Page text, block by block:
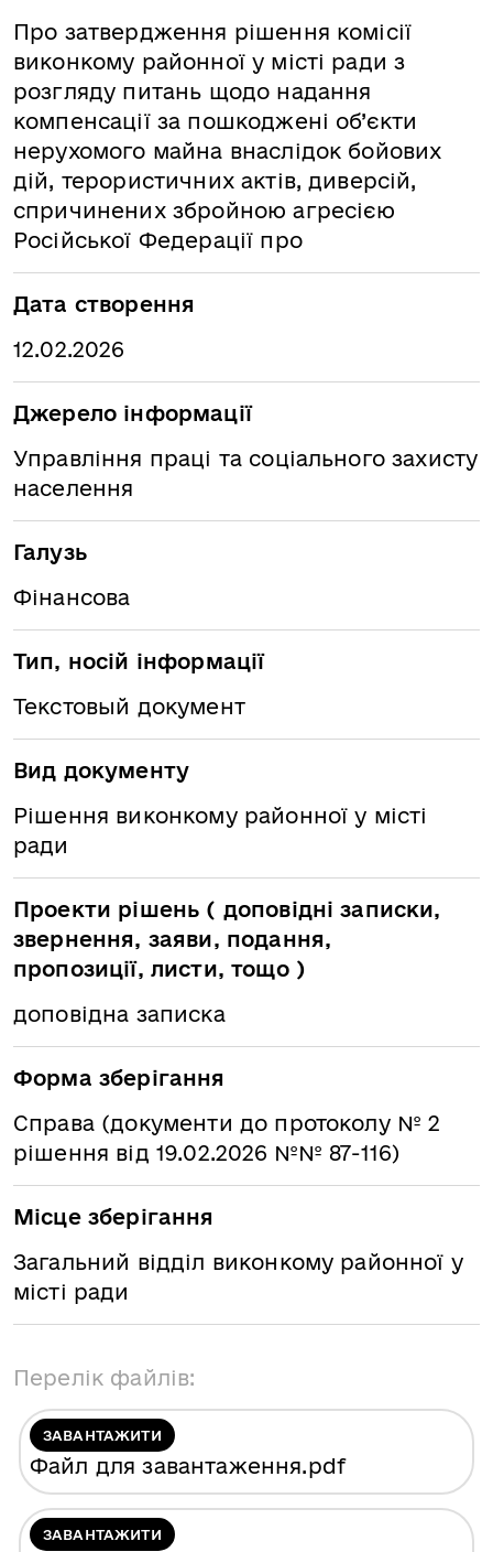
Про затвердження рішення комісії
виконкому районної у місті ради з
розгляду питань щодо надання
компенсації за пошкоджені об’єкти
нерухомого майна внаслідок бойових
дій, терористичних актів, диверсій,
спричинених збройною агресією
Російської Федерації про
Дата створення
12.02.2026
Джерело інформації
Управління праці та соціального захисту
населення
Галузь
Фінансова
Тип, носій інформації
Текстовый документ
Вид документу
Рішення виконкому районної у місті
ради
Проекти рішень ( доповідні записки,
звернення, заяви, подання,
пропозиції, листи, тощо )
доповідна записка
Форма зберігання
Справа (документи до протоколу № 2
рішення від 19.02.2026 №№ 87-116)
Місце зберігання
Загальний відділ виконкому районної у
місті ради
Перелік файлів:
ЗАВАНТАЖИТИ
Файл для завантаження.pdf
ЗАВАНТАЖИТИ